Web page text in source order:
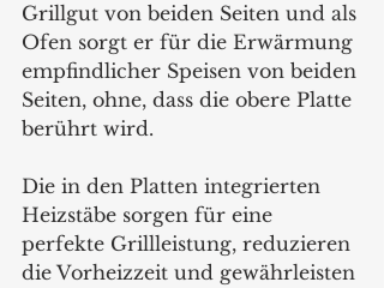
Grillgut von beiden Seiten und als
Ofen sorgt er für die Erwärmung
empfindlicher Speisen von beiden
Seiten, ohne, dass die obere Platte
berührt wird.
Die in den Platten integrierten
Heizstäbe sorgen für eine
perfekte Grillleistung, reduzieren
die Vorheizzeit und gewährleisten